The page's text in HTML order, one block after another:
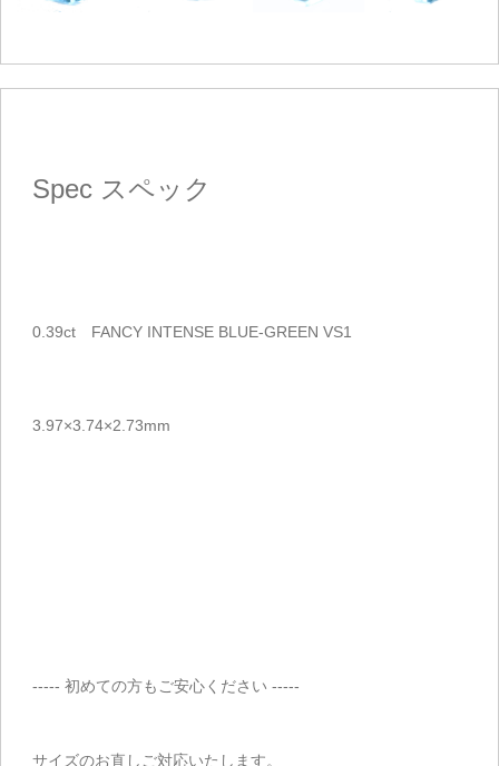
Spec スペック
0.39ct FANCY INTENSE BLUE-GREEN VS1
3.97×3.74×2.73mm
----- 初めての方もご安心ください -----
サイズのお直しご対応いたします。